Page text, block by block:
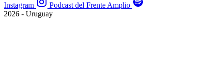
Instagram
Podcast del Frente Amplio
2026 - Uruguay